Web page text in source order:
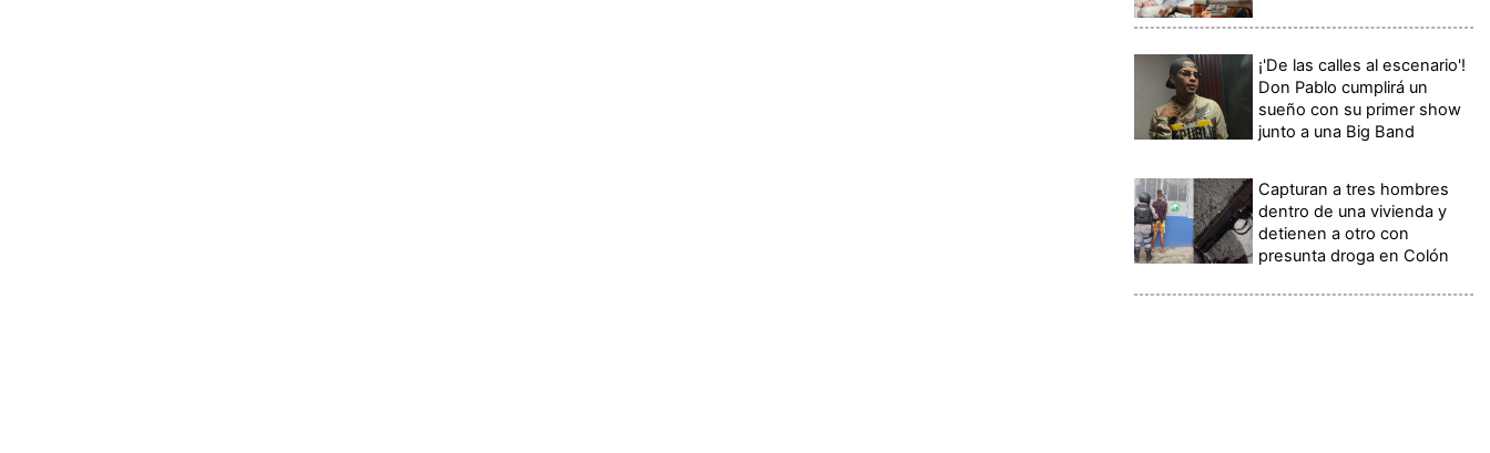
¡'De las calles al escenario'!
Don Pablo cumplirá un
sueño con su primer show
junto a una Big Band
Capturan a tres hombres
dentro de una vivienda y
detienen a otro con
presunta droga en Colón